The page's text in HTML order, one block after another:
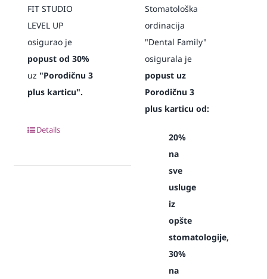
FIT STUDIO
LEVEL UP
osigurao je
popust od 30%
uz "Porodičnu 3
plus karticu".
Details
Stomatološka
ordinacija
"Dental Family"
osigurala je
popust uz
Porodičnu 3
plus karticu od:
20%
na
sve
usluge
iz
opšte
stomatologije,
30%
na